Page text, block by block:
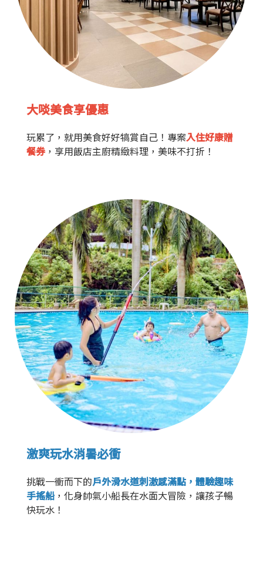
大啖美食享優惠
玩累了，就用美食好好犒賞自己！專案入住好康贈
餐券，享用飯店主廚精緻料理，美味不打折！
激爽玩水消暑必衝
挑戰一衝而下的戶外滑水道刺激感滿點，體驗趣味
手搖船 ，化身帥氣小船長在水面大冒險，讓孩子暢
快玩水！